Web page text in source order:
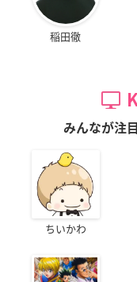
稲田徹
みんなが注
ちいかわ